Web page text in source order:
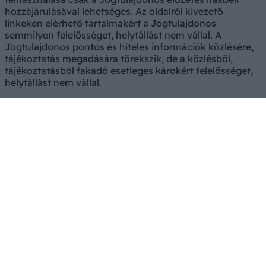
hozzájárulásával lehetséges. Az oldalról kivezető
linkeken elérhető tartalmakért a Jogtulajdonos
semmilyen felelősséget, helytállást nem vállal. A
Jogtulajdonos pontos és hiteles információk közlésére,
tájékoztatás megadására törekszik, de a közlésből,
tájékoztatásból fakadó esetleges károkért felelősséget,
helytállást nem vállal.